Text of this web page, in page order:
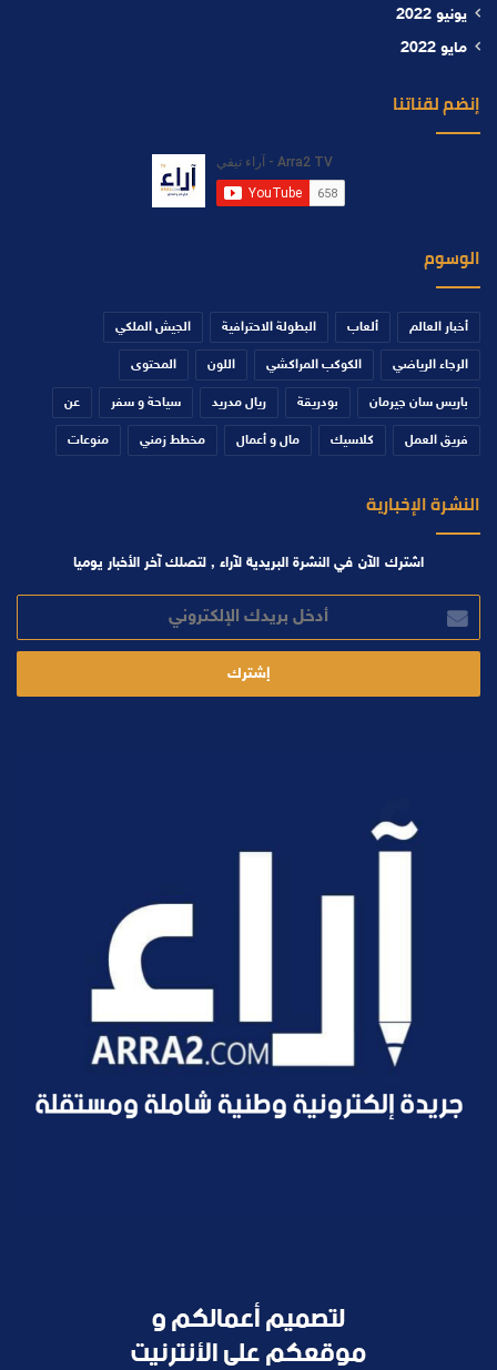
يونيو 2022
مايو 2022
إنضم لقناتنا
الوسوم
أخبار العالم ألعاب البطولة الاحترافية الجيش الملكي
الرجاء الرياضي الكوكب المراكشي اللون المحتوى
باريس سان جيرمان بودريقة ريال مدريد سياحة و سفر عن
فريق العمل كلاسيك مال و أعمال مخطط زمني منوعات
النشرة الإخبارية
اشترك الآن في النشرة البريدية لآراء , لتصلك آخر الأخبار يوميا
بريدك
الإلكتروني